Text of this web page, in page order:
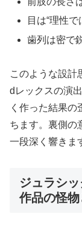
目は“理性
歯列は密で
このような設計
dレックスの演
く作った結果の
ちます。裏側の
一段深く響きま
ジュラシ
作品の怪